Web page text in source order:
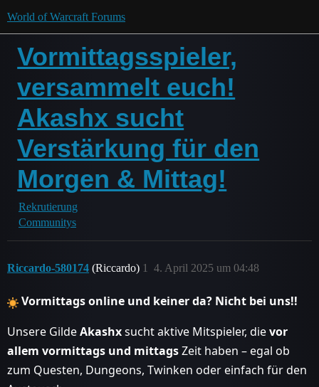
World of Warcraft Forums
Vormittagsspieler,
versammelt euch!
Akashx sucht
Verstärkung für den
Morgen & Mittag!
Rekrutierung
Communitys
Riccardo-580174 (Riccardo) 4. April 2025 um 04:48
1
Vormittags online und keiner da? Nicht bei uns!!
Unsere GildeAkashxsucht aktive Mitspieler, dievor
allem vormittags und mittagsZeit haben – egal ob
zum Questen, Dungeons, Twinken oder einfach für den